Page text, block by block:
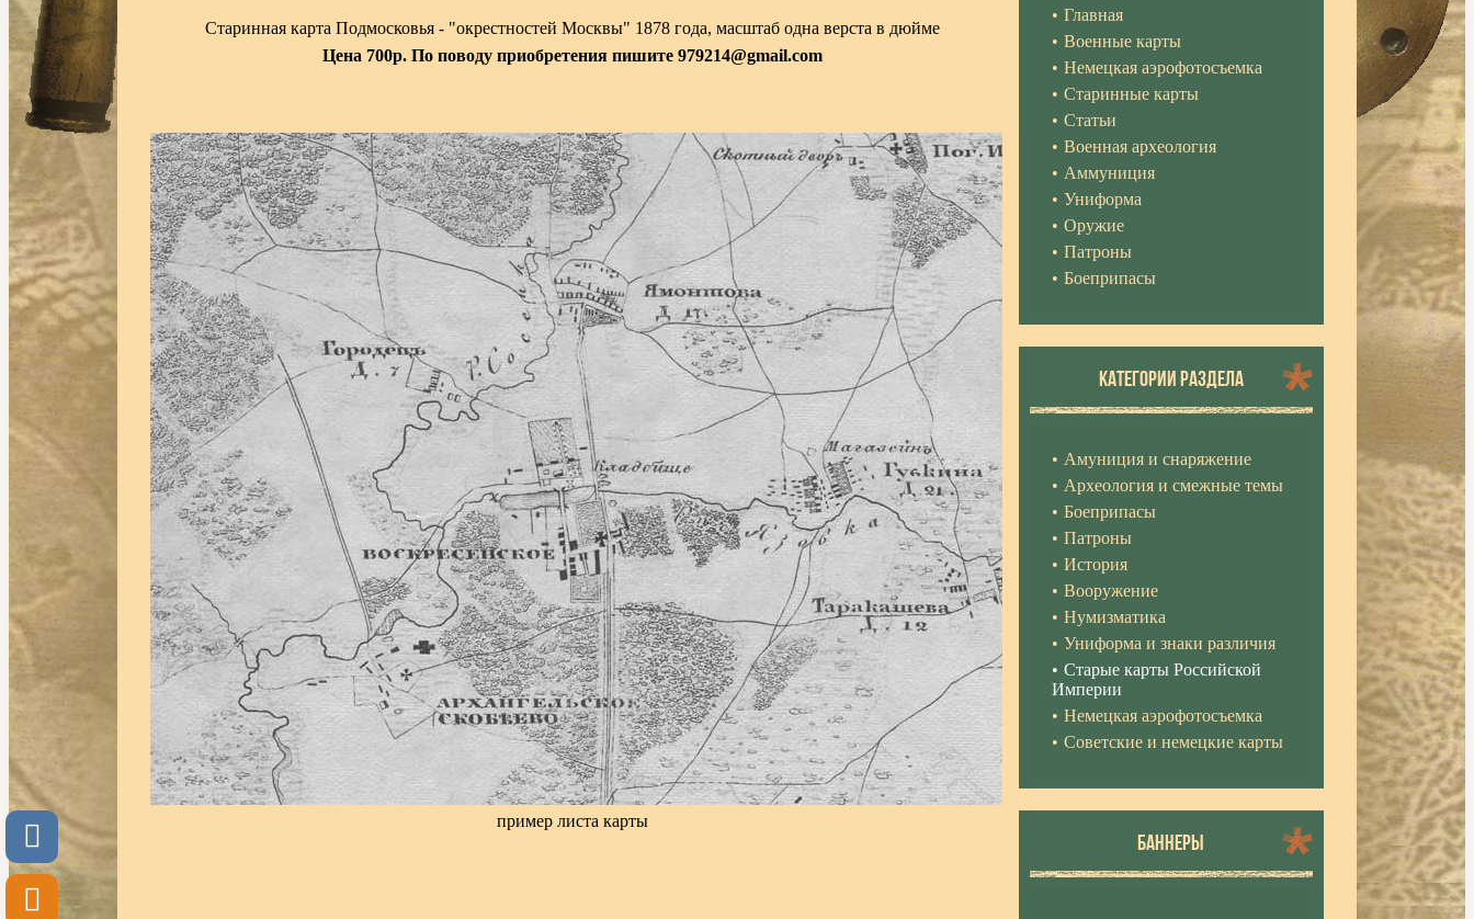
Старинная карта Подмосковья - "окрестностей Москвы" 1878 года, масштаб одна верста в дюйме
Цена 700р. По поводу приобретения пишите 979214@gmail.com
пример листа карты
Главная
Военные карты
Немецкая аэрофотосъемка
Старинные карты
Статьи
Военная археология
Аммуниция
Униформа
Оружие
Патроны
Боеприпасы
КАТЕГОРИИ РАЗДЕЛА
Амуниция и снаряжение
Археология и смежные темы
Боеприпасы
Патроны
История
Вооружение
Нумизматика
Униформа и знаки различия
Старые карты Российской
Империи
Немецкая аэрофотосъемка
Советские и немецкие карты
БАННЕРЫ